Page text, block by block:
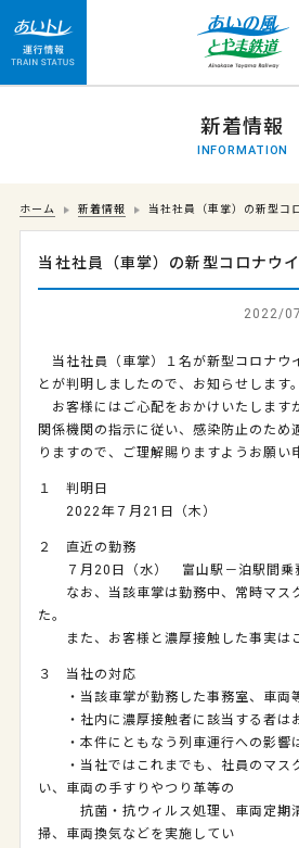
運行情報 列車の遅れ情
新着情報
INFORMATION
ホーム 新着情報 当社社員（車掌）の新型コ
当社社員（車掌）の新型コロナウ
2022/
当社社員（車掌）１名が新型コロナウ
とが判明しましたので、お知らせします。
お客様にはご心配をおかけいたします
関係機関の指示に従い、感染防止のため
りますので、ご理解賜りますようお願い
１ 判明日
2022年７月21日（木）
２ 直近の勤務
７月20日（水） 富山駅－泊駅間乗
なお、当該車掌は勤務中、常時マス
た。
また、お客様と濃厚接触した事実はご
３ 当社の対応
・当該車掌が勤務した事務室、車両等
・社内に濃厚接触者に該当する者はお
・本件にともなう列車運行への影響は
・当社ではこれまでも、社員のマス
い、車両の手すりやつり革等の
抗菌・抗ウィルス処理、車両定期清
掃、車両換気などを実施してい